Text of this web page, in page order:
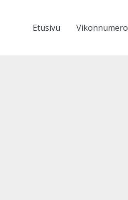
Etusivu Vikonnumero